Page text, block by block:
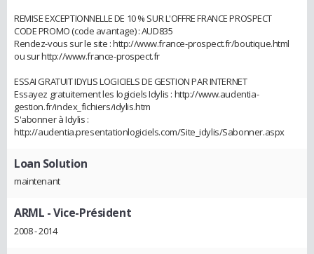
REMISE EXCEPTIONNELLE DE 10 % SUR L'OFFRE FRANCE PROSPECT
CODE PROMO (code avantage) : AUD835
Rendez-vous sur le site : http://www.france-prospect.fr/boutique.html
ou sur http://www.france-prospect.fr
ESSAI GRATUIT IDYLIS LOGICIELS DE GESTION PAR INTERNET
Essayez gratuitement les logiciels Idylis : http://www.audentia-
gestion.fr/index_fichiers/idylis.htm
S'abonner à Idylis :
http://audentia.presentationlogiciels.com/Site_idylis/Sabonner.aspx
Loan Solution
maintenant
ARML - Vice-Président
2008 - 2014